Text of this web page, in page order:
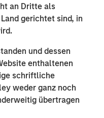
an Dritte als
gerichtet sind, in
und dessen
enthaltenen
schriftliche
weder ganz noch
übertragen
systems and
incident volume
of downtime has
Today when an
many different
correlate and identify
days, weeks or can
negatively in
brand reputation